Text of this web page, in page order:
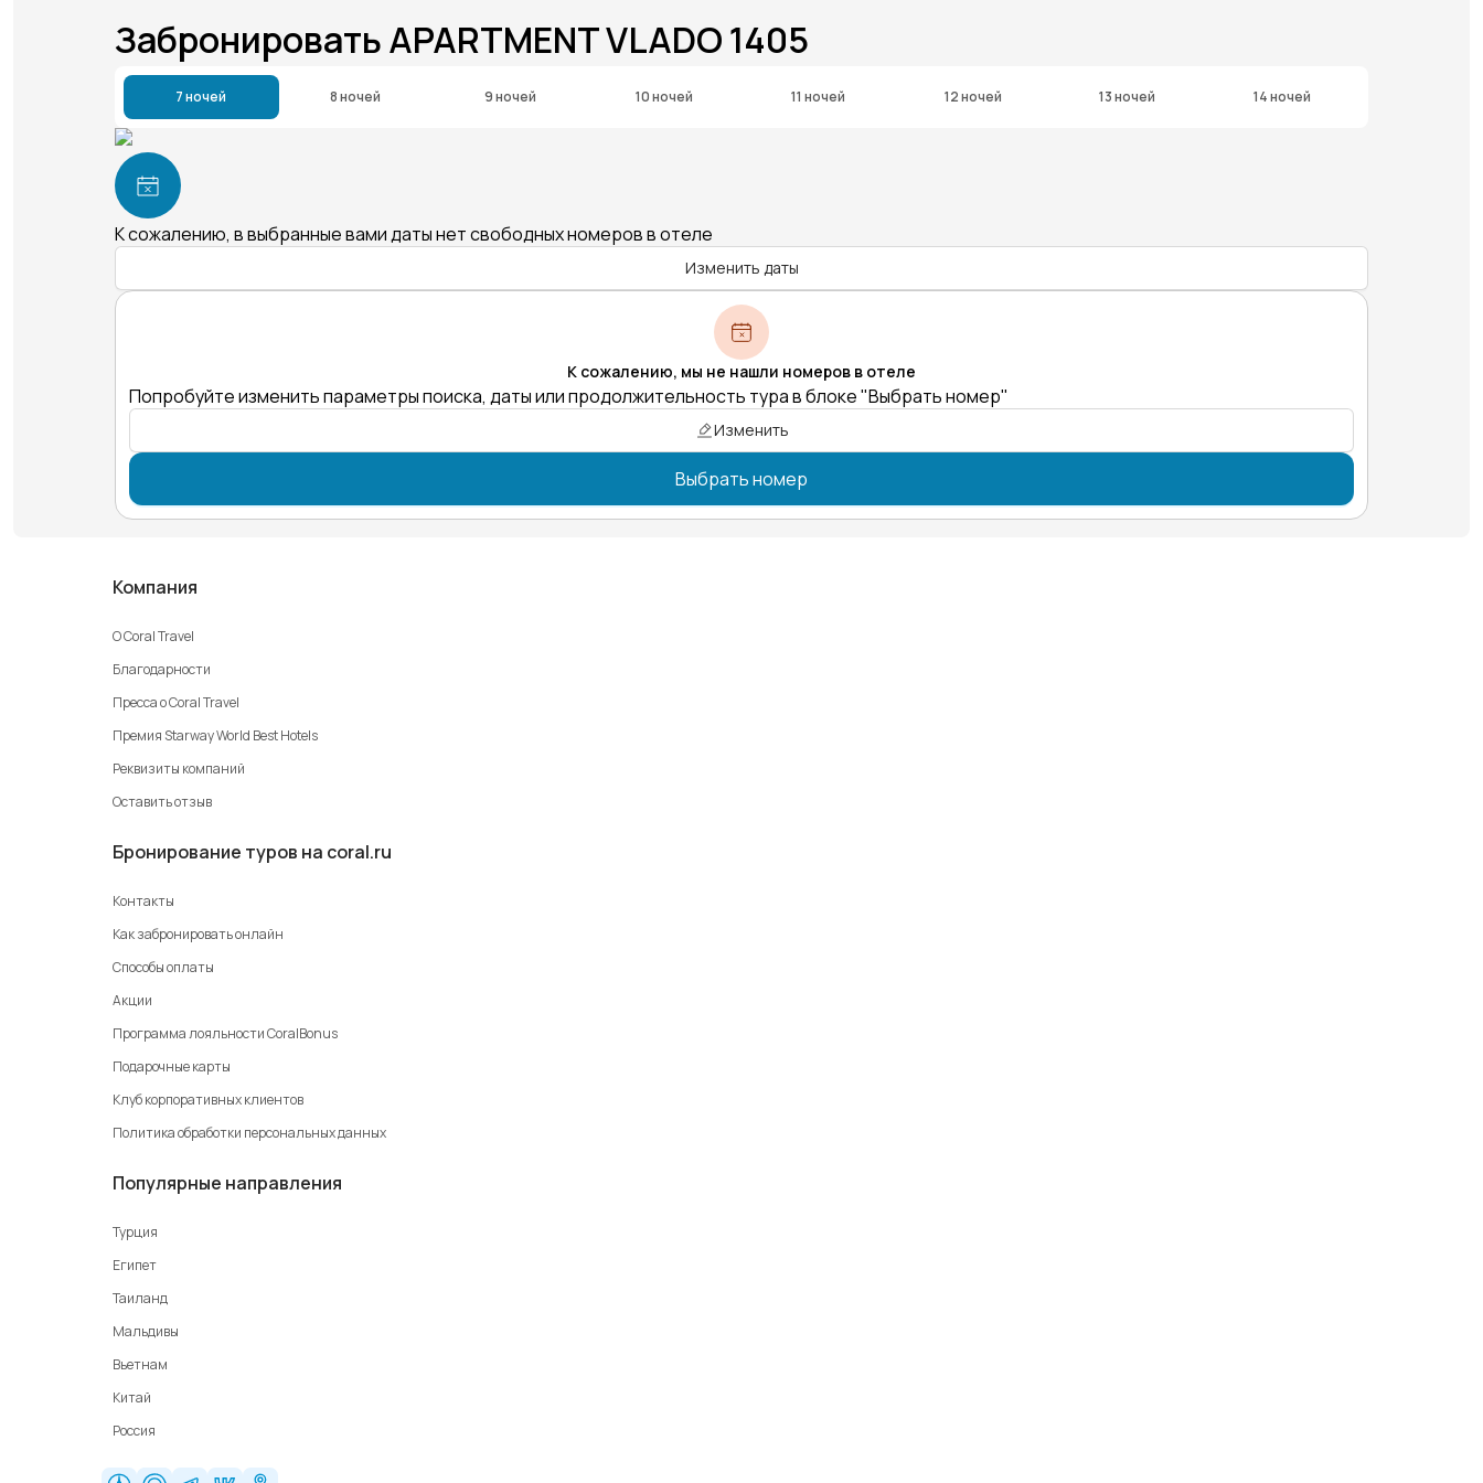
Забронировать APARTMENT VLADO 1405
7 ночей 8 ночей 9 ночей 10 ночей 11 ночей 12 ночей 13 ночей 14 ночей
К сожалению, в выбранные вами даты нет свободных номеров в отеле
Изменить даты
К сожалению, мы не нашли номеров в отеле
Попробуйте изменить параметры поиска, даты или продолжительность тура в блоке "Выбрать номер"
Изменить
Выбрать номер
Компания
О Coral Travel
Благодарности
Пресса о Coral Travel
Премия Starway World Best Hotels
Реквизиты компаний
Оставить отзыв
Бронирование туров на coral.ru
Контакты
Как забронировать онлайн
Способы оплаты
Акции
Программа лояльности CoralBonus
Подарочные карты
Клуб корпоративных клиентов
Политика обработки персональных данных
Популярные направления
Турция
Египет
Таиланд
Мальдивы
Вьетнам
Китай
Россия